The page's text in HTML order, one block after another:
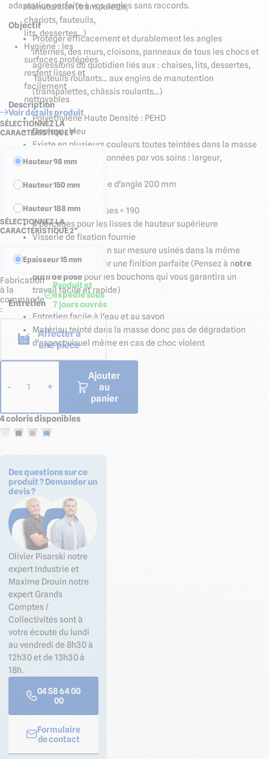
manutention (transpalette,
chariots, fauteuils,
lits, dessertes...)
Hygiène : les
surfaces protégées
restent lisses et
facilement
nettoyables
Voir détails produit
SÉLECTIONNEZ LA
CARACTÉRISTIQUE 1*
Hauteur 98 mm
Hauteur 150 mm
Hauteur 188 mm
Hauteur 239 mm
Hauteur 300 mm
SÉLECTIONNEZ LA
CARACTÉRISTIQUE 2*
Epaisseur 15 mm
Fabrication
à la
commande
:
Produit et
expédié sous
7 jours ouvrés
Affecter à
une pièce
- 1 +
Ajouter
au
panier
4 coloris disponibles
Des questions sur ce
produit ? Demander un
devis ?
Olivier Pisarski notre
expert Industrie et
Maxime Drouin notre
expert Grands
Comptes /
Collectivités sont à
votre écoute du lundi
au vendredi de 8h30 à
12h30 et de 13h30 à
18h.
04 58 64 00
00
Formulaire
de contact
adaptation parfaite à vos angles sans raccords.
Objectif
Protéger efficacement et durablement les angles
internes, des murs, cloisons, panneaux de tous les chocs et
agressions du quotidien liés aux : chaises, lits, dessertes,
fauteuils roulants... aux engins de manutention
(transpalettes, châssis roulants...)
Description
Polyéthylène Haute Densité : PEHD
Couleur : bleu
Existe en plusieurs couleurs toutes teintées dans la masse
Dimensions sélectionnées par vos soins : largeur,
Longueur de la pièce d'angle 200 mm
2 perçages pour lisses < 190
4 perçages pour les lisses de hauteur supérieure
Visserie de fixation fournie
Bouchons de finition sur mesure usinés dans la même
matière fournis pour une finition parfaite (Pensez à notre
outil de pose pour les bouchons qui vous garantira un
travail facile et rapide)
Entretien
Entretien facile à l'eau et au savon
Matériau teinté dans la masse donc pas de dégradation
d'aspect visuel même en cas de choc violent